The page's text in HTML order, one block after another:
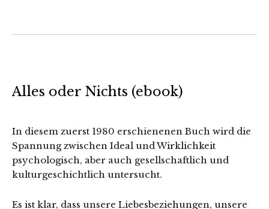
Alles oder Nichts (ebook)
In diesem zuerst 1980 erschienenen Buch wird die
Spannung zwischen Ideal und Wirklichkeit
psychologisch, aber auch gesellschaftlich und
kulturgeschichtlich untersucht.
Es ist klar, dass unsere Liebesbeziehungen, unsere